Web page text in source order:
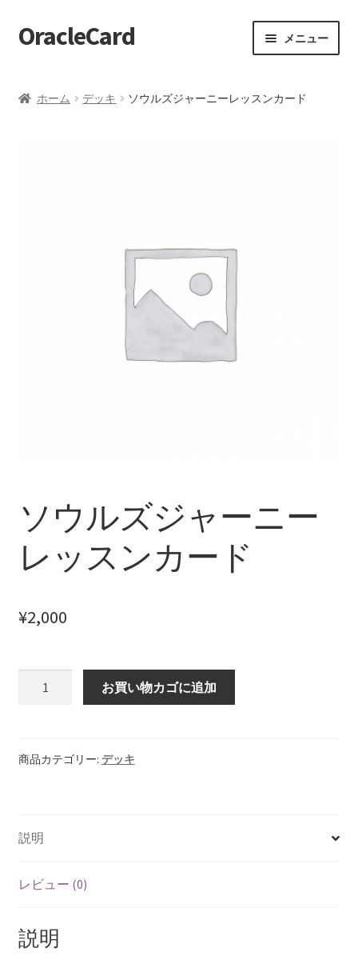
ナ
ビ
ー
コ
ン
ン
OracleCard メニュー
【HELP】カードを引く
【HELP】カタログ
【HELP】クイックリーディング
【HELP】スペシャルデッキ
【HELP】スペシャルデッキ設定
【HELP】デッキ詳細
【HELP】ホーム画面
【HELP】ログイン画面
【HELP】所有デッキライブラリ
【HELP】新規登録
【HELP】浄化画面
ホーム デッキ ソウルズジャーニーレッスンカード
ソウルズジャーニー
レッスンカード
¥2,000
ジ
ー
ッ
カ
お買い物カゴに追加
商品カテゴリー: デッキ
説明
レビュー (0)
説明